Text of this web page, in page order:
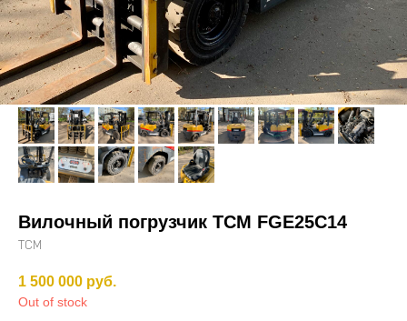
Вилочный погрузчик TCM FGE25С14
TCM
1 500 000 руб.
Out of stock